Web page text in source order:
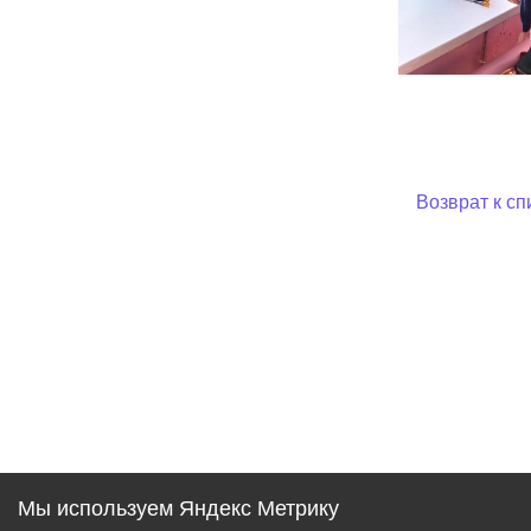
Возврат к
Мы используем Яндекс Метрику